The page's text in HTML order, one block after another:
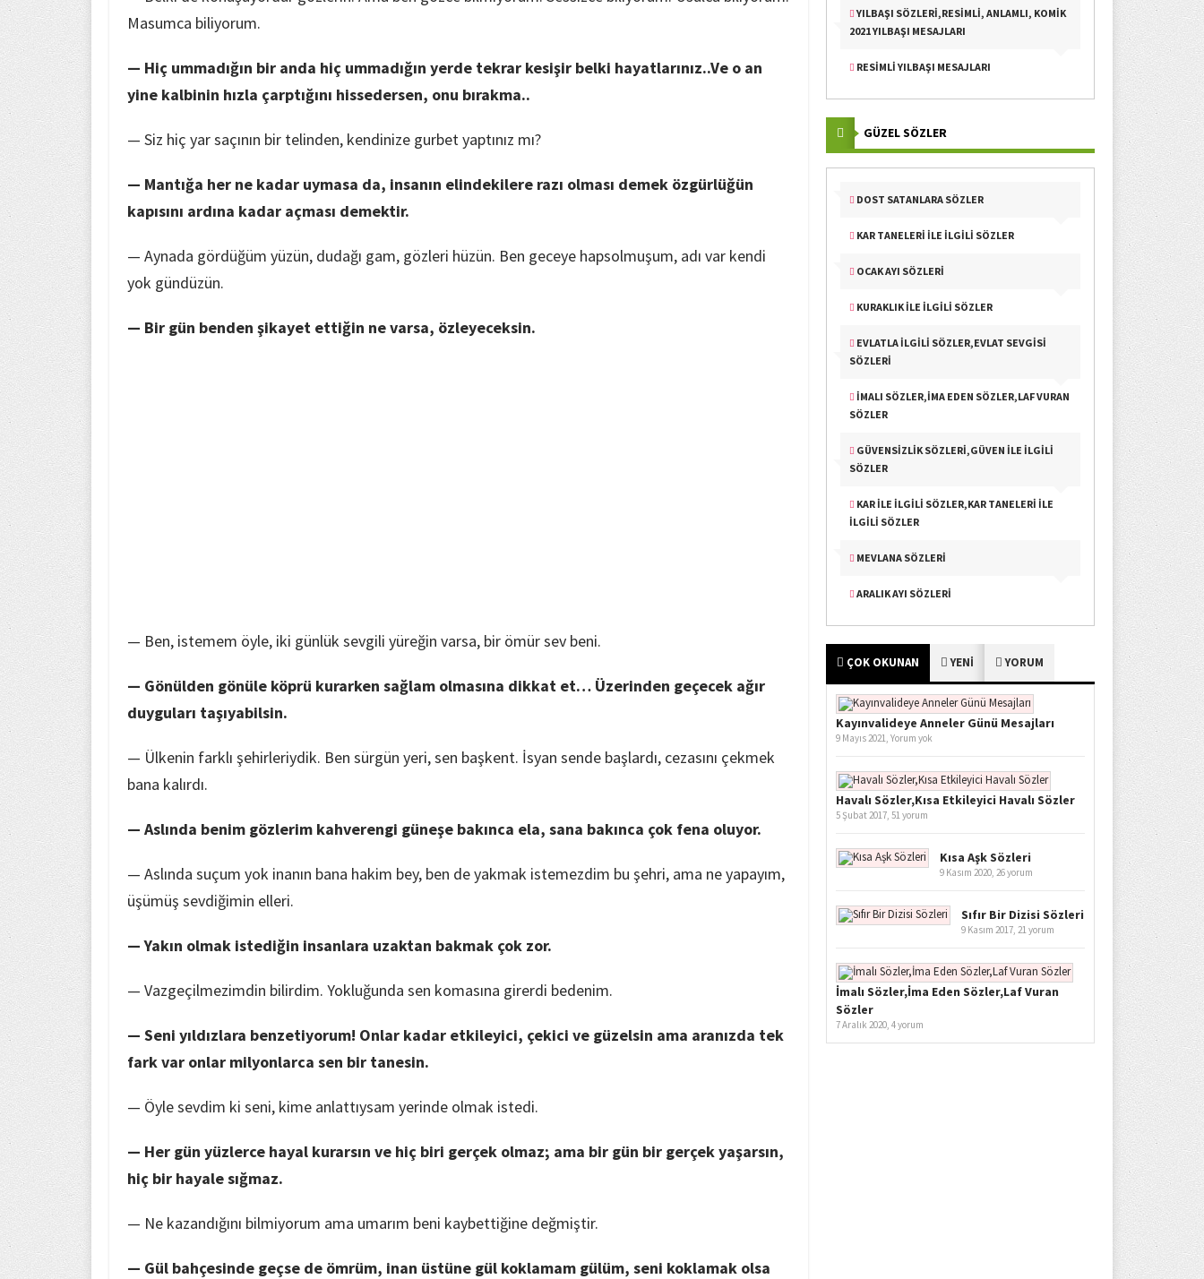
Masumca biliyorum.
— Hiç ummadığın bir anda hiç ummadığın yerde tekrar kesişir belki hayatlarınız..Ve o an
yine kalbinin hızla çarptığını hissedersen, onu bırakma..
— Siz hiç yar saçının bir telinden, kendinize gurbet yaptınız mı?
— Mantığa her ne kadar uymasa da, insanın elindekilere razı olması demek özgürlüğün
kapısını ardına kadar açması demektir.
— Aynada gördüğüm yüzün, dudağı gam, gözleri hüzün. Ben geceye hapsolmuşum, adı var kendi
yok gündüzün.
— Bir gün benden şikayet ettiğin ne varsa, özleyeceksin.
— Ben, istemem öyle, iki günlük sevgili yüreğin varsa, bir ömür sev beni.
— Gönülden gönüle köprü kurarken sağlam olmasına dikkat et… Üzerinden geçecek ağır
duyguları taşıyabilsin.
— Ülkenin farklı şehirleriydik. Ben sürgün yeri, sen başkent. İsyan sende başlardı, cezasını çekmek
bana kalırdı.
— Aslında benim gözlerim kahverengi güneşe bakınca ela, sana bakınca çok fena oluyor.
— Aslında suçum yok inanın bana hakim bey, ben de yakmak istemezdim bu şehri, ama ne yapayım,
üşümüş sevdiğimin elleri.
— Yakın olmak istediğin insanlara uzaktan bakmak çok zor.
— Vazgeçilmezimdin bilirdim. Yokluğunda sen komasına girerdi bedenim.
— Seni yıldızlara benzetiyorum! Onlar kadar etkileyici, çekici ve güzelsin ama aranızda tek
fark var onlar milyonlarca sen bir tanesin.
— Öyle sevdim ki seni, kime anlattıysam yerinde olmak istedi.
— Her gün yüzlerce hayal kurarsın ve hiç biri gerçek olmaz; ama bir gün bir gerçek yaşarsın,
hiç bir hayale sığmaz.
— Ne kazandığını bilmiyorum ama umarım beni kaybettiğine değmiştir.
— Gül bahçesinde geçse de ömrüm, inan üstüne gül koklamam gülüm, seni koklamak olsa
YILBAŞI SÖZLERI,RESIMLI, ANLAMLI, KOMIK
2021 YILBAŞI MESAJLARI
RESIMLI YILBAŞI MESAJLARI
GÜZEL SÖZLER
DOST SATANLARA SÖZLER
KAR TANELERI İLE İLGILI SÖZLER
OCAK AYI SÖZLERI
KURAKLIK İLE İLGILI SÖZLER
EVLATLA İLGILI SÖZLER,EVLAT SEVGISI
SÖZLERI
İMALI SÖZLER,İMA EDEN SÖZLER,LAF VURAN
SÖZLER
GÜVENSIZLIK SÖZLERI,GÜVEN İLE İLGILI
SÖZLER
KAR İLE İLGILI SÖZLER,KAR TANELERI İLE
İLGILI SÖZLER
MEVLANA SÖZLERI
ARALIK AYI SÖZLERI
ÇOK OKUNAN YENİ YORUM
Kayınvalideye Anneler Günü Mesajları
9 Mayıs 2021, Yorum yok
Havalı Sözler,Kısa Etkileyici Havalı Sözler
5 Şubat 2017, 51 yorum
Kısa Aşk Sözleri
9 Kasım 2020, 26 yorum
Sıfır Bir Dizisi Sözleri
9 Kasım 2017, 21 yorum
İmalı Sözler,İma Eden Sözler,Laf Vuran
Sözler
7 Aralık 2020, 4 yorum